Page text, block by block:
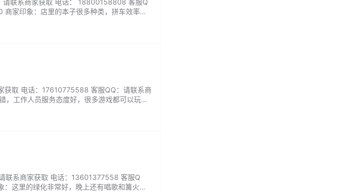
请联系商家获取 电话： 18800158808 客服Q
家印象：店里的本子很多种类，拼车效率也
获取 电话：17610775588 客服QQ：请联系商
，工作人员服务态度好，很多游戏都可以玩，
联系商家获取 电话：13601377558 客服Q
这里的绿化非常好，晚上还有唱歌和篝火，